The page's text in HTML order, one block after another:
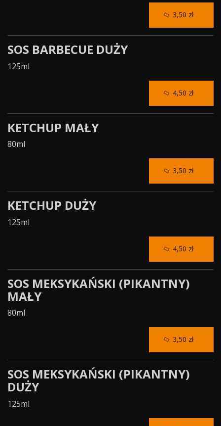
SOS BARBECUE DUŻY
125ml
KETCHUP MAŁY
80ml
KETCHUP DUŻY
125ml
SOS MEKSYKAŃSKI (PIKANTNY)
MAŁY
80ml
SOS MEKSYKAŃSKI (PIKANTNY)
DUŻY
125ml